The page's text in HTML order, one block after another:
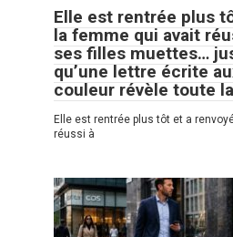
Elle est rentrée plus
la femme qui avait
ses filles muettes…
qu’une lettre écrite
couleur révèle toute
Elle est rentrée plus tôt et a
réussi à